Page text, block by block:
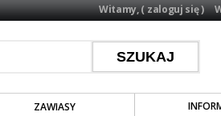
Witamy, (zaloguj się)
ZAWIASY